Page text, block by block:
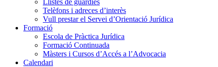
Telèfons i adreces d’interès
Vull prestar el Servei d’Orientació Jurídica
Formació
Escola de Pràctica Jurídica
Formació Continuada
Màsters i Cursos d’Accés a l’Advocacia
Calendari